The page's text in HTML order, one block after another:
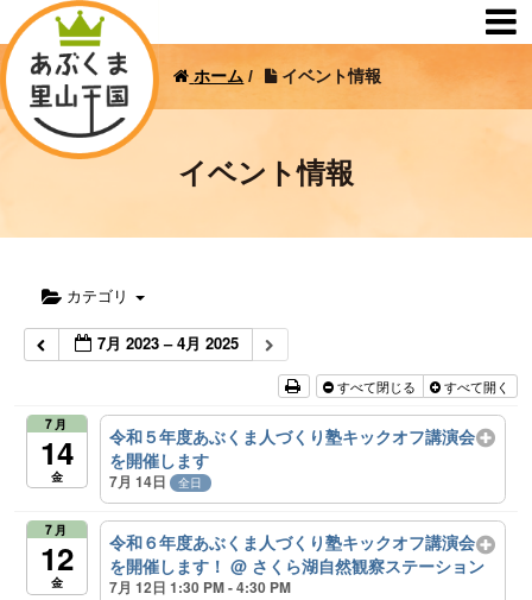
ホーム / イベント情報
イベント情報
カテゴリ
7月 2023 – 4月 2025
すべて閉じる すべて開く
7月
14
金
令和５年度あぶくま人づくり塾キックオフ講演会
を開催します
7月 14日 全日
7月
12
金
令和６年度あぶくま人づくり塾キックオフ講演会
を開催します！@ さくら湖自然観察ステーション
7月 12日 1:30 PM - 4:30 PM